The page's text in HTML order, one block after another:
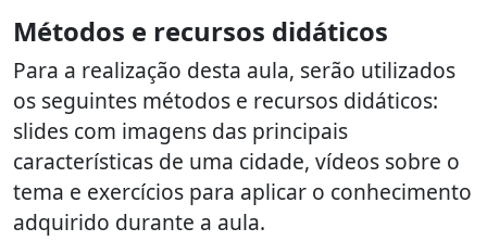
Métodos e recursos didáticos
Para a realização desta aula, serão utilizados
os seguintes métodos e recursos didáticos:
slides com imagens das principais
características de uma cidade, vídeos sobre o
tema e exercícios para aplicar o conhecimento
adquirido durante a aula.